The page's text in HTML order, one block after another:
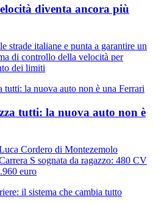
diventa ancora più
strade italiane e punta a garantire un
di controllo della velocità per
dei limiti
tutti: la nuova auto non è
Cordero di Montezemolo
S sognata da ragazzo: 480 CV
euro